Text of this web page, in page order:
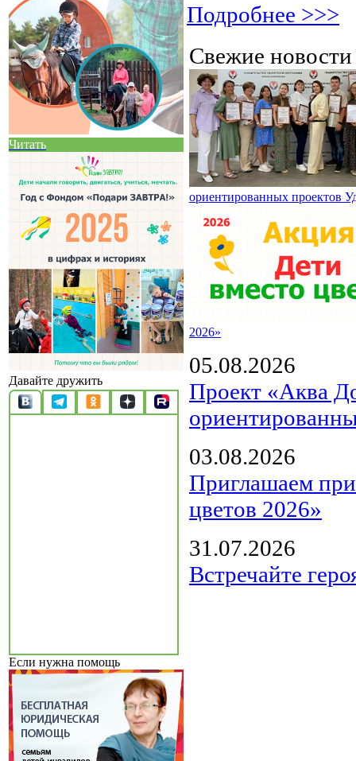
Читать
Давайте дружить
Если нужна помощь
Подробнее >>>
Свежие
ориентированных проектов
2026»
05.08.2026
Проект «Аква
03.08.2026
Приглашаем
цветов 2026»
31.07.2026
Встречайте